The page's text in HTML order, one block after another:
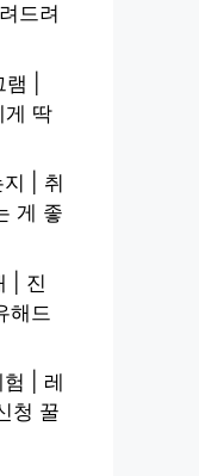
드려
|
게 딱
| 취
게 좋
| 진
해드
| 레
청 꿀